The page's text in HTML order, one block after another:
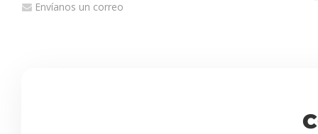
Envíanos un correo